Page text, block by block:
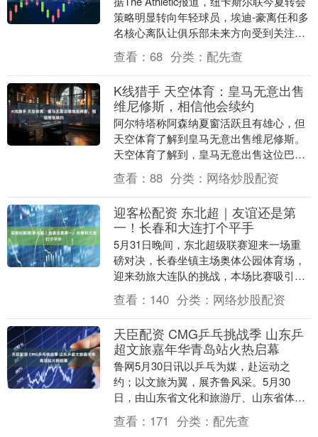
策略明显转向年轻球员，埃迪-豪离任和多
名核心离队让俱乐部未来方向受到关注。
2021年10月8日上午，从圣詹姆....
查看： 68 分类： 配先查
K线猎手 天空体育：皇马无意出售
维尼修斯，相信他会续约
阿尔特塔称阿森纳夏窗活跃且有雄心，但
天空体育了解到皇马无意出售维尼修斯。
天空体育了解到，皇马无意出售这位巴西
国脚，并相信他会同意续约。尽管阿森纳
对维尼修斯保持....
查看： 88 分类： 网络炒股配资
迎客松配资 东北超｜友谊还是第
一！长春和大连打个平手
5月31日晚间，东北超级联赛迎来一场重
磅对决，长春坐镇主场奥体公园体育场，
迎来劲旅大连队的挑战，本场比赛吸引了3
万多球迷到场助威，主场座席人声鼎沸，
现场球迷隔空....
查看： 140 分类： 网络炒股配资
天臣配资 CMG乒乓挑战季 山东乒
超文旅嘉年华青岛站火热启幕
鲁网5月30日讯以乒乓为媒，赴运动之
约；以文旅为翼，展齐鲁风采。5月30
日，由山东省文化和旅游厅、山东省体育
局、中央广播电视总台山东总站、中央广
播电视总台视听新....
查看： 171 分类： 配先查